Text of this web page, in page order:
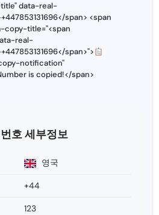
data-real-
span> <span
copy-title="<span
real-
span>">
notification"
is copied!</span>
호 세부정보
영국
+44
123